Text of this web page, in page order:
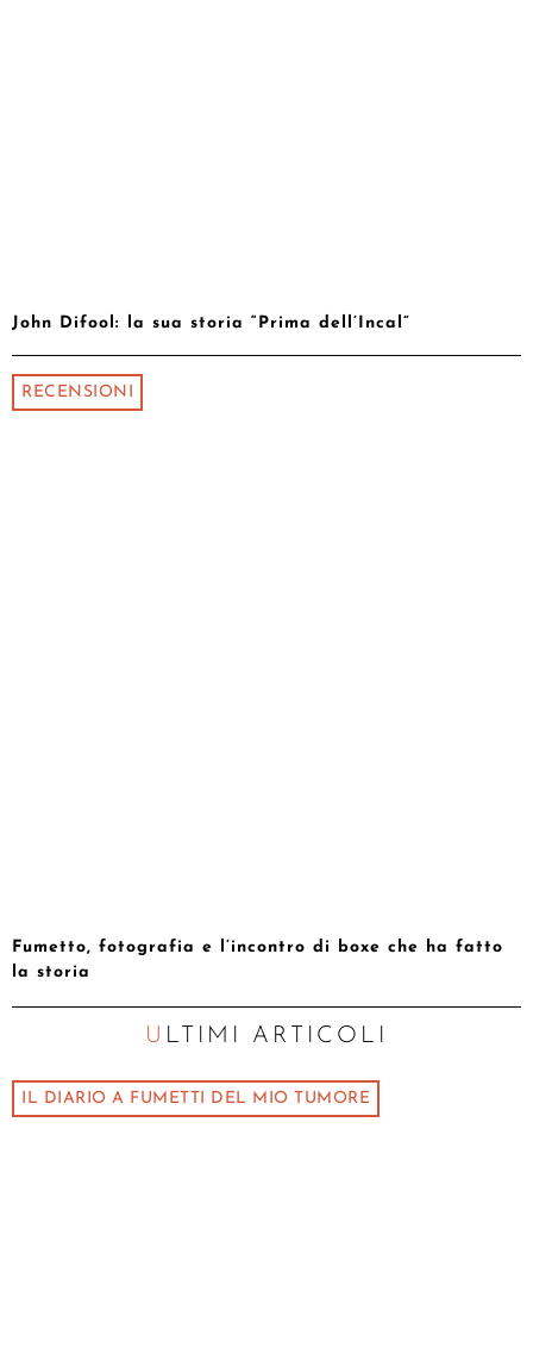
John Difool: la sua storia “Prima dell’Incal”
RECENSIONI
Fumetto, fotografia e l’incontro di boxe che ha fatto
la storia
ULTIMI ARTICOLI
IL DIARIO A FUMETTI DEL MIO TUMORE